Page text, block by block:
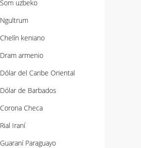
Som uzbeko
Ngultrum
Chelín keniano
Dram armenio
Dólar del Caribe Oriental
Dólar de Barbados
Corona Checa
Rial Iraní
Guaraní Paraguayo